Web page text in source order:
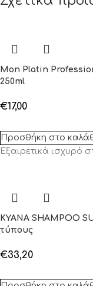
Mon Platin
250ml
€17,00
Προσθήκη στο
Εξαιρετικά ισχυρό
KYANA SHAMPOO
τύπους
€33,20